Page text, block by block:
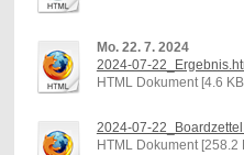
Mo. 22. 7. 2024
2024-07-
HTML Dokument [4.6
2024-07-
HTML Dokument [258.2